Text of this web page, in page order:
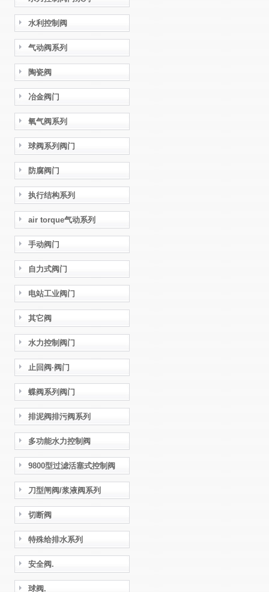
水利控制阀
气动阀系列
陶瓷阀
冶金阀门
氧气阀系列
球阀系列阀门
防腐阀门
执行结构系列
air torque气动系列
手动阀门
自力式阀门
电站工业阀门
其它阀
水力控制阀门
止回阀·阀门
蝶阀系列阀门
排泥阀排污阀系列
多功能水力控制阀
9800型过滤活塞式控制阀
刀型闸阀/浆液阀系列
切断阀
特殊给排水系列
安全阀.
球阀.